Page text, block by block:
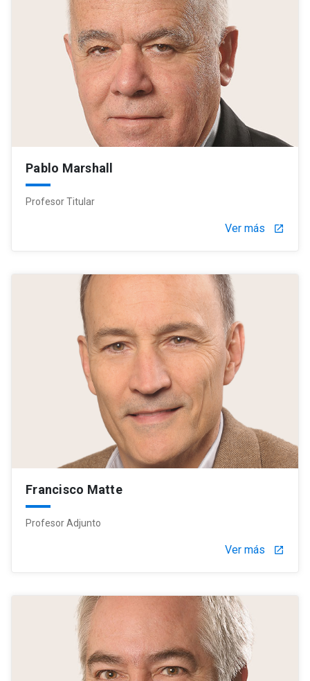
Pablo Marshall
Profesor Titular
Ver más launch
Francisco Matte
Profesor Adjunto
Ver más launch